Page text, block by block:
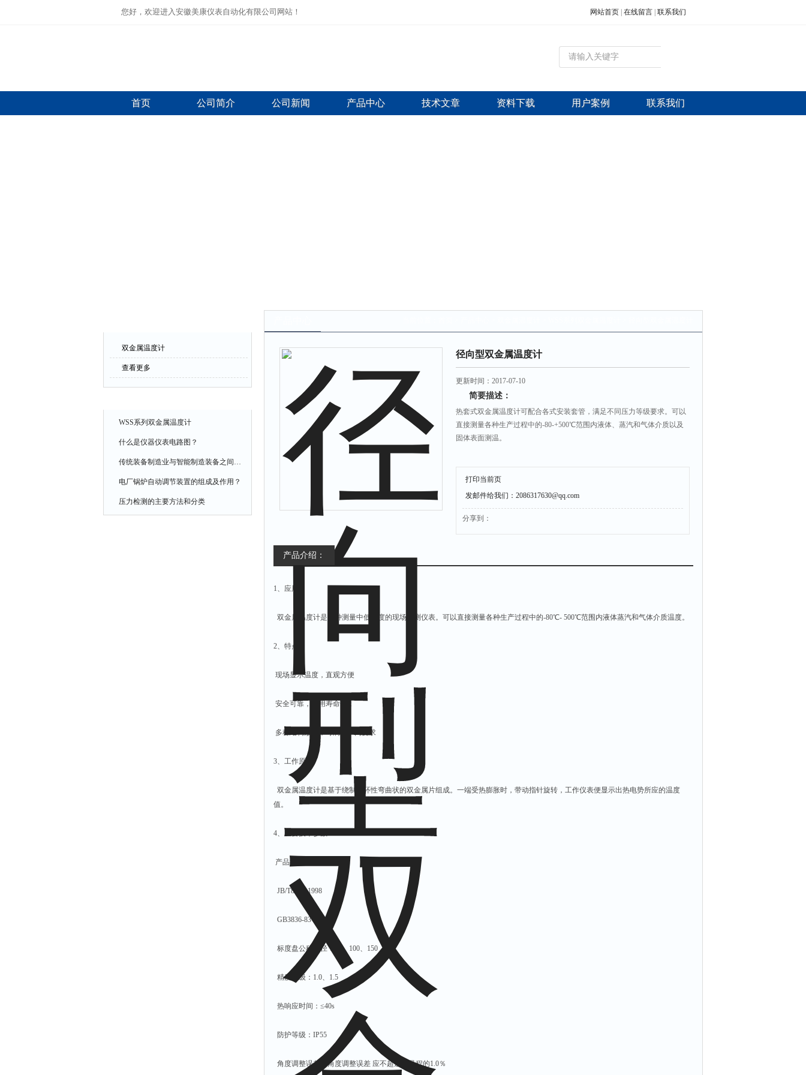
您好，欢迎进入安徽美康仪表自动化有限公司网站！ 网站首页 在线留言 联系我们
首页 公司简介 公司新闻 产品中心 技术文章 资料下载 用户案例 联系我们
双金属温度计
查看更多
WSS系列双金属温度计
什么是仪器仪表电路图？
传统装备制造业与智能制造装备之间特点
电厂锅炉自动调节装置的组成及作用？
压力检测的主要方法和分类
径向型双金属温度计
更新时间：2017-07-10
简要描述：
热套式双金属温度计可配合各式安装套管，满足不同压力等级要求。可以
直接测量各种生产过程中的-80-+500℃范围内液体、蒸汽和气体介质以及
固体表面测温。
打印当前页
发邮件给我们：2086317630@qq.com
分享到：
产品介绍：
1、应用
双金属温度计是一种测量中低温度的现场检测仪表。可以直接测量各种生产过程中的-80℃- 500℃范围内液体蒸汽和气体介质温度。
2、特点
现场显示温度，直观方便
安全可靠，使用寿命长；
多种结构形式，可满足不同要求
3、工作原理
双金属温度计是基于绕制成环性弯曲状的双金属片组成。一端受热膨胀时，带动指针旋转，工作仪表便显示出热电势所应的温度
值。
4、主要技术参数
产品执行标准：
JB/T8803-1998
GB3836-83
标度盘公称直径：60、100、150
精度等级：1.0、1.5
热响应时间：≤40s
防护等级：IP55
角度调整误差：角度调整误差 应不超过其量程的1.0％